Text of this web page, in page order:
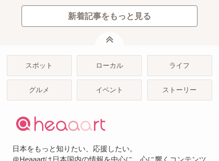
新着記事をもっと見る
スポット ローカル ライフ
グルメ イベント ストーリー
日本をもっと知りたい、応援したい。
＠Heaaartは日本国内の情報を中心に、心に響くコンテンツ